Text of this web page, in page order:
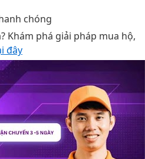
chóng
Khám phá giải pháp mua hộ,
đây